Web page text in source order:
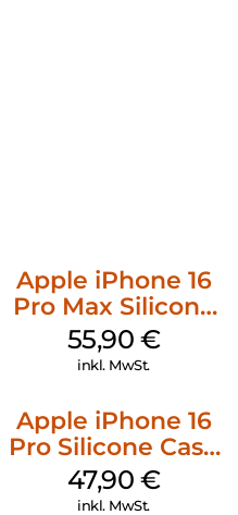
Apple iPhone 16
Pro Max Silicone
Case MagSafe
Stone Gray
55,90 €
inkl. MwSt.
Apple iPhone 16
Pro Silicone Case
MagSafe Denim
47,90 €
inkl. MwSt.